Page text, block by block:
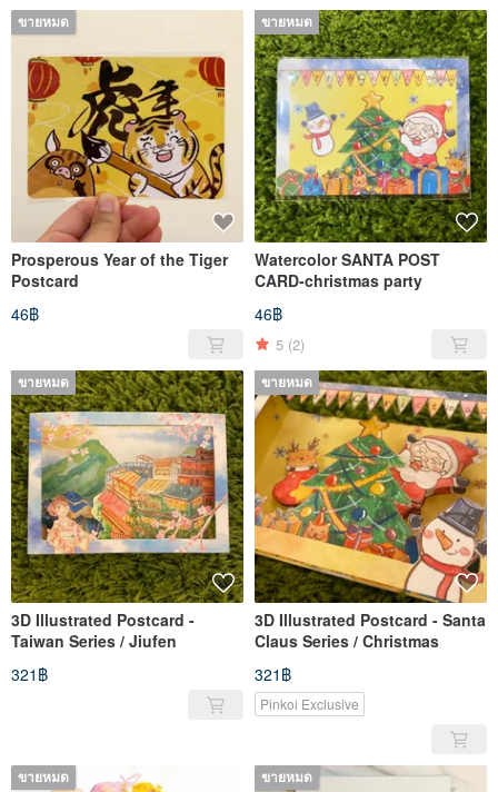
ขายหมด
Prosperous Year of the Tiger
Postcard
46฿
ขายหมด
Watercolor SANTA POST
CARD-christmas party
46฿
5 (2)
ขายหมด
3D Illustrated Postcard -
Taiwan Series / Jiufen
321฿
ขายหมด
3D Illustrated Postcard - Santa
Claus Series / Christmas
321฿
Pinkoi Exclusive
ขายหมด ขายหมด